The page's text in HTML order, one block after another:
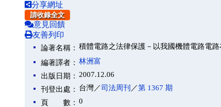
分享網址
請收錄全文
意見回饋
友善列印
論著名稱： 積體電路之法律保護－以我國機體電路電
編著譯者： 林洲富
出版日期： 2007.12.06
刊登出處： 台灣／司法周刊 ／第 1367 期
頁 數： 0